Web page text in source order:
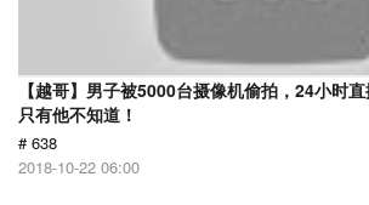
【越哥】男子被5000台摄像机偷拍，24小时
只有他不知道！
# 638
2018-10-22 06:00